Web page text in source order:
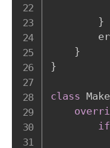
}
}
}
class
if